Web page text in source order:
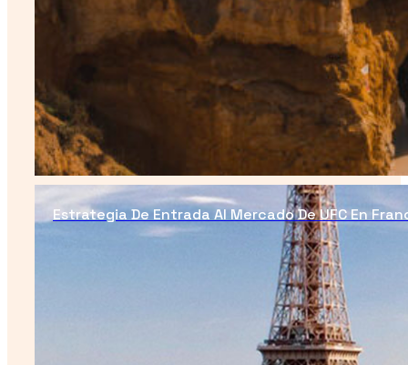
Estrategia De Entrada Al Mercado De UFC En